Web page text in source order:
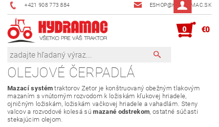
+421 908 773 884 ESHOP@HYDRAMAC.SK
0 €0
OLEJOVÉ ČERPADLÁ
Mazací systém traktorov Zetor je konštruovaný obežným tlakovým
mazaním s vnútorným rozvodom k ložiskám kľukovej hriadele,
ojničným ložiskám, ložiskám vačkovej hriadele a vahadlám. Steny
valcov a rozvodové kolesá súmazané odstrekom, ostatné súčasti
stekajúcim olejom.